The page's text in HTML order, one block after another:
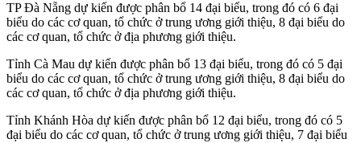
TP Đà Nẵng dự kiến được phân bổ 14 đại biểu, trong đó có 6 đại
biểu do các cơ quan, tổ chức ở trung ương giới thiệu, 8 đại biểu do
các cơ quan, tổ chức ở địa phương giới thiệu.
Tỉnh Cà Mau dự kiến được phân bổ 13 đại biểu, trong đó có 5 đại
biểu do các cơ quan, tổ chức ở trung ương giới thiệu, 8 đại biểu do
các cơ quan, tổ chức ở địa phương giới thiệu.
Tỉnh Khánh Hòa dự kiến được phân bổ 12 đại biểu, trong đó có 5
đại biểu do các cơ quan, tổ chức ở trung ương giới thiệu, 7 đại biểu